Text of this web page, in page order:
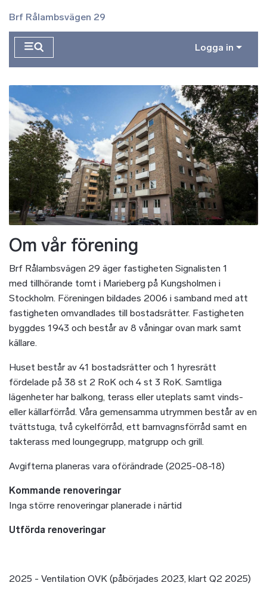
Brf Rålambsvägen 29
Logga in
Om vår förening
Brf Rålambsvägen 29 äger fastigheten Signalisten 1
med tillhörande tomt i Marieberg på Kungsholmen i
Stockholm. Föreningen bildades 2006 i samband med att
fastigheten omvandlades till bostadsrätter. Fastigheten
byggdes 1943 och består av 8 våningar ovan mark samt
källare.
Huset består av 41 bostadsrätter och 1 hyresrätt
fördelade på 38 st 2 RoK och 4 st 3 RoK. Samtliga
lägenheter har balkong, terass eller uteplats samt vinds-
eller källarförråd. Våra gemensamma utrymmen består av en
tvättstuga, två cykelförråd, ett barnvagnsförråd samt en
takterass med loungegrupp, matgrupp och grill.
Avgifterna planeras vara oförändrade (2025-08-18)
Kommande renoveringar
Inga större renoveringar planerade i närtid
Utförda renoveringar
2025 - Ventilation OVK (påbörjades 2023, klart Q2 2025)